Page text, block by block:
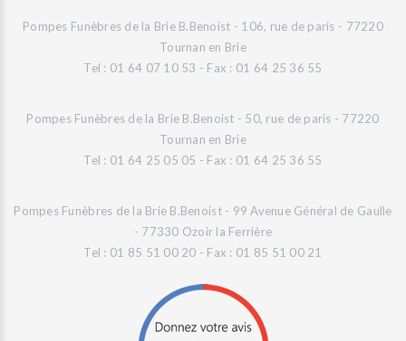
Pompes Funèbres de la Brie B.Benoist - 106, rue de paris - 77220
Tournan en Brie
Tel : 01 64 07 10 53 - Fax : 01 64 25 36 55
Pompes Funèbres de la Brie B.Benoist - 50, rue de paris - 77220
Tournan en Brie
Tel : 01 64 25 05 05 - Fax : 01 64 25 36 55
Pompes Funèbres de la Brie B.Benoist - 99 Avenue Général de Gaulle
- 77330 Ozoir la Ferrière
Tel : 01 85 51 00 20 - Fax : 01 85 51 00 21